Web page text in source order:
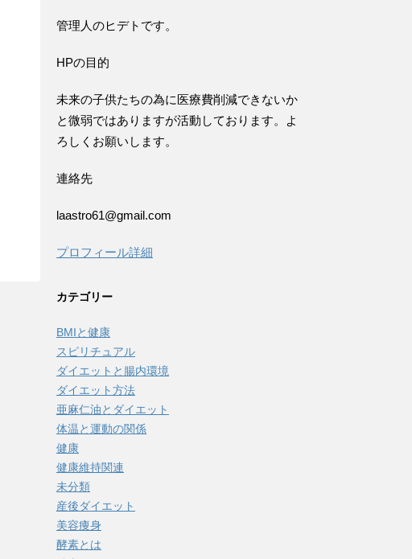
管理人のヒデトです。
HPの目的
未来の子供たちの為に医療費削減できないか
と微弱ではありますが活動しております。よ
ろしくお願いします。
連絡先
laastro61@gmail.com
プロフィール詳細
カテゴリー
BMIと健康
スピリチュアル
ダイエットと腸内環境
ダイエット方法
亜麻仁油とダイエット
体温と運動の関係
健康
健康維持関連
未分類
産後ダイエット
美容痩身
酵素とは